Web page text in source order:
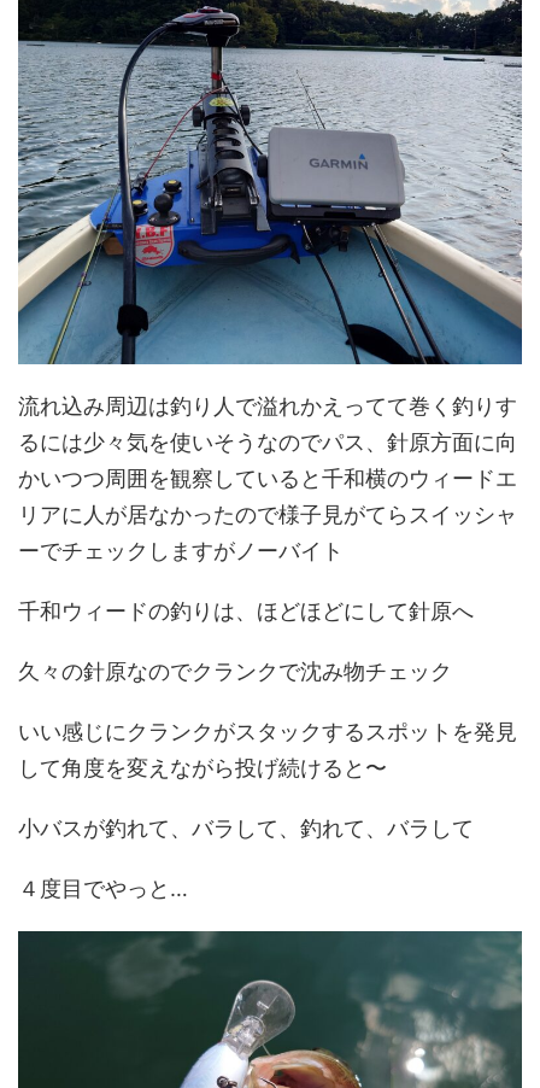
流れ込み周辺は釣り人で溢れかえってて巻く釣りす
るには少々気を使いそうなのでパス、針原方面に向
かいつつ周囲を観察していると千和横のウィードエ
リアに人が居なかったので様子見がてらスイッシャ
ーでチェックしますがノーバイト
千和ウィードの釣りは、ほどほどにして針原へ
久々の針原なのでクランクで沈み物チェック
いい感じにクランクがスタックするスポットを発見
して角度を変えながら投げ続けると〜
小バスが釣れて、バラして、釣れて、バラして
４度目でやっと…